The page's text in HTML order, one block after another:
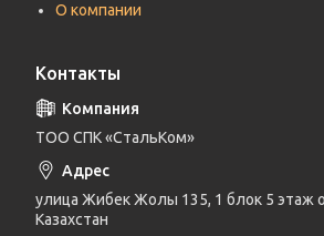
О компании
Контакты
ТОО СПК «СтальКом»
улица Жибек Жолы 135, 1 блок 5
Казахстан